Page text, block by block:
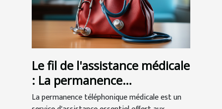
Le fil de l'assistance médicale
: La permanence
téléphonique au service des
La permanence téléphonique médicale est un